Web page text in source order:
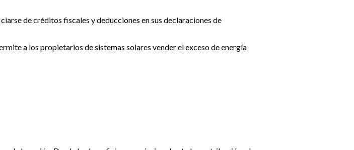
de créditos fiscales y deducciones en sus declaraciones de
a los propietarios de sistemas solares vender el exceso de energía